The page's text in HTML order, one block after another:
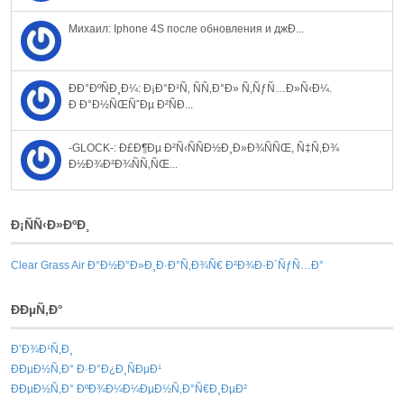
Михаил: Iphone 4S после обновления и джÐ...
ÐÐ°ÐºÑÐ¸Ð¼: Ð¡Ð°Ð¹Ñ‚ ÑÑ‚Ð°Ð» Ñ‚ÑƒÑ…Ð»Ñ‹Ð¼.
Ð Ð°Ð½ÑŒÑˆÐµ Ð²ÑÐ...
-GLOCK-: Ð£Ð¶Ðµ Ð²Ñ‹ÑÑÐ½Ð¸Ð»Ð¾ÑÑŒ, Ñ‡Ñ‚Ð¾
Ð½Ð¾Ð²Ð¾ÑÑ‚ÑŒ...
Ð¡ÑÑ‹Ð»ÐºÐ¸
Clear Grass Air Ð°Ð½Ð°Ð»Ð¸Ð·Ð°Ñ‚Ð¾Ñ€ Ð²Ð¾Ð·Ð´ÑƒÑ…Ð°
ÐÐµÑ‚Ð°
Ð’Ð¾Ð¹Ñ‚Ð¸
ÐÐµÐ½Ñ‚Ð° Ð·Ð°Ð¿Ð¸ÑÐµÐ¹
ÐÐµÐ½Ñ‚Ð° ÐºÐ¾Ð¼Ð¼ÐµÐ½Ñ‚Ð°Ñ€Ð¸ÐµÐ²